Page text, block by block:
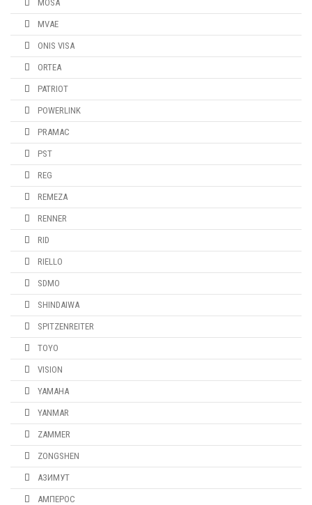
MOSA
MVAE
ONIS VISA
ORTEA
PATRIOT
POWERLINK
PRAMAC
PST
REG
REMEZA
RENNER
RID
RIELLO
SDMO
SHINDAIWA
SPITZENREITER
TOYO
VISION
YAMAHA
YANMAR
ZAMMER
ZONGSHEN
АЗИМУТ
АМПЕРОС